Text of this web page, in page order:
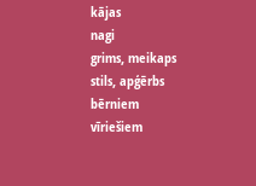
kājas
nagi
grims, meikaps
stils, apģērbs
bērniem
vīriešiem